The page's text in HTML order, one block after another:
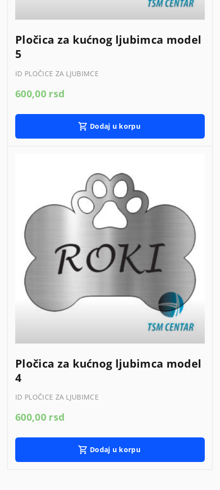
Pločica za kućnog ljubimca model
5
ID PLOČICE ZA LJUBIMCE
600,00 rsd
Dodaj u korpu
Pločica za kućnog ljubimca model
4
ID PLOČICE ZA LJUBIMCE
600,00 rsd
Dodaj u korpu